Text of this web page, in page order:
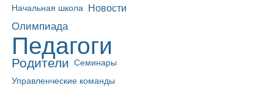
Начальная школа Новости
Олимпиада
Педагоги
Родители Семинары
Управленческие команды